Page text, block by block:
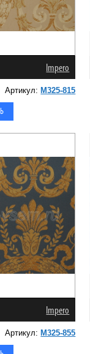
Impero
Артикул: M325-815
Impero
Артикул: M325-855